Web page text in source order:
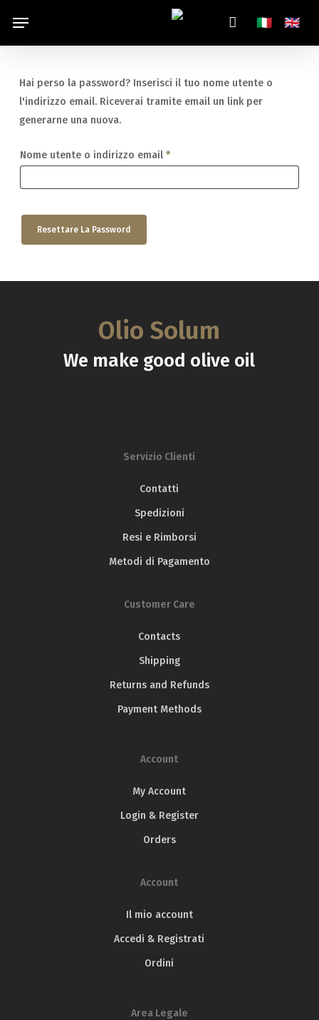
main
🇮🇹Italiano
🇬🇧
Menu
Hai perso la password? Inserisci il tuo nome utente o
l'indirizzo email. Riceverai tramite email un link per
generarne una nuova.
Nome utente o indirizzo email *Richiesto
Resettare La Password
Olio Solum
We make good olive oil
Servizio Clienti
Contatti
Spedizioni
Resi e Rimborsi
Metodi di Pagamento
Customer Care
Contacts
Shipping
Returns and Refunds
Payment Methods
Account
My Account
Login & Register
Orders
Account
Il mio account
Accedi & Registrati
Ordini
Area Legale